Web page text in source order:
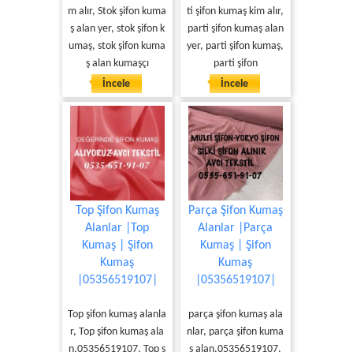
m alır, Stok şifon kuma
ş alan yer, stok şifon k
umaş, stok şifon kuma
ş alan kumaşçı
İncele
ti şifon kumaş kim alır,
parti şifon kumaş alan
yer, parti şifon kumaş,
parti şifon
İncele
Top Şifon Kumaş
Alanlar |Top
Kumaş | Şifon
Kumaş
|05356519107|
Top şifon kumaş alanla
r, Top şifon kumaş ala
n,05356519107, Top ş
Parça Şifon Kumaş
Alanlar |Parça
Kumaş | Şifon
Kumaş
|05356519107|
parça şifon kumaş ala
nlar, parça şifon kuma
ş alan,05356519107,